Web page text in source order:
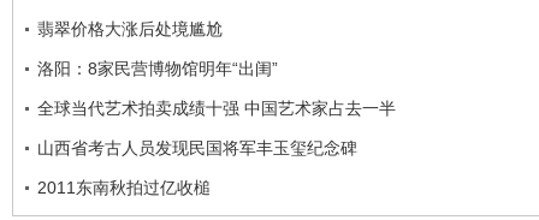
翡翠价格大涨后处境尴尬
洛阳：8家民营博物馆明年“出闺”
全球当代艺术拍卖成绩十强 中国艺术家占去一半
山西省考古人员发现民国将军丰玉玺纪念碑
2011东南秋拍过亿收槌